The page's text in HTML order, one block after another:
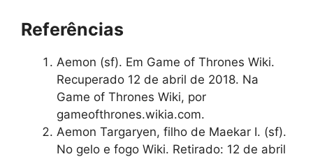
Referências
Aemon (sf). Em Game of Thrones Wiki.
Recuperado 12 de abril de 2018. Na
Game of Thrones Wiki, por
gameofthrones.wikia.com.
Aemon Targaryen, filho de Maekar I. (sf).
No gelo e fogo Wiki. Retirado: 12 de abril